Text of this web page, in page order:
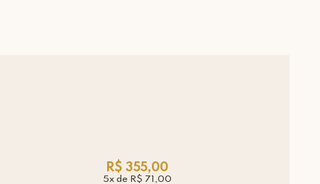
R$ 355,00
5x de R$ 71,00